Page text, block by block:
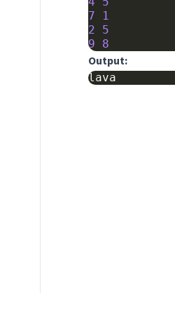
7
1
2
5
9
8
Output: